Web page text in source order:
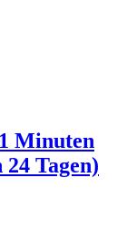
Minuten
Tagen)